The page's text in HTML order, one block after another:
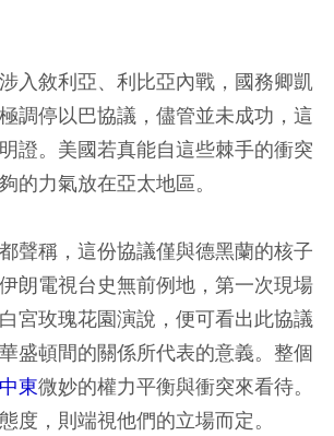
入敘利亞、利比亞內戰，國務卿凱
調停以巴協議，儘管並未成功，這
證。美國若真能自這些棘手的衝突
的力氣放在亞太地區。
聲稱，這份協議僅與德黑蘭的核子
朗電視台史無前例地，第一次現場
宮玫瑰花園演說，便可看出此協議
盛頓間的關係所代表的意義。整個
中東微妙的權力平衡與衝突來看待。
度，則端視他們的立場而定。